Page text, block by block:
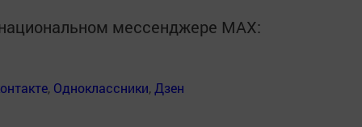
мессенджере MАХ:
, Одноклассники, Дзен